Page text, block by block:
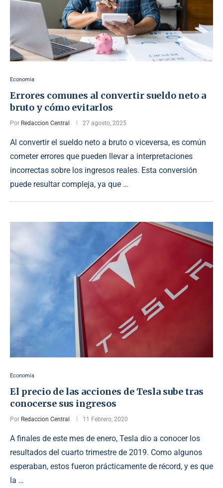
Economia
Errores comunes al convertir sueldo neto a
bruto y cómo evitarlos
Por Redaccion Central 27 agosto, 2025
Al convertir el sueldo neto a bruto o viceversa, es común
cometer errores que pueden llevar a interpretaciones
incorrectas sobre los ingresos reales. Esta conversión
puede resultar compleja, ya que …
Economia
El precio de las acciones de Tesla sube tras
conocerse sus ingresos
Por Redaccion Central 11 Febrero, 2020
A finales de este mes de enero, Tesla dio a conocer los
resultados del cuarto trimestre de 2019. Como algunos
esperaban, estos fueron prácticamente de récord, y es que
la …